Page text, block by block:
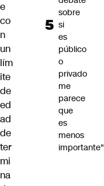
e
co
n
un
lím
ite
de
ed
ad
de
ter
mi
na
sobre
si
es
público
o
privado
me
parece
que
es
menos
importante"